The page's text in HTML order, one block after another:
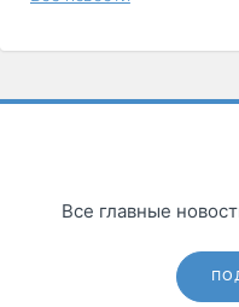
Все главные